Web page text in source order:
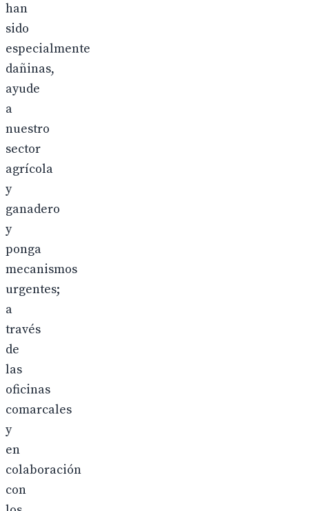
han
sido
especialmente
dañinas,
ayude
a
nuestro
sector
agrícola
y
ganadero
y
ponga
mecanismos
urgentes;
a
través
de
las
oficinas
comarcales
y
en
colaboración
con